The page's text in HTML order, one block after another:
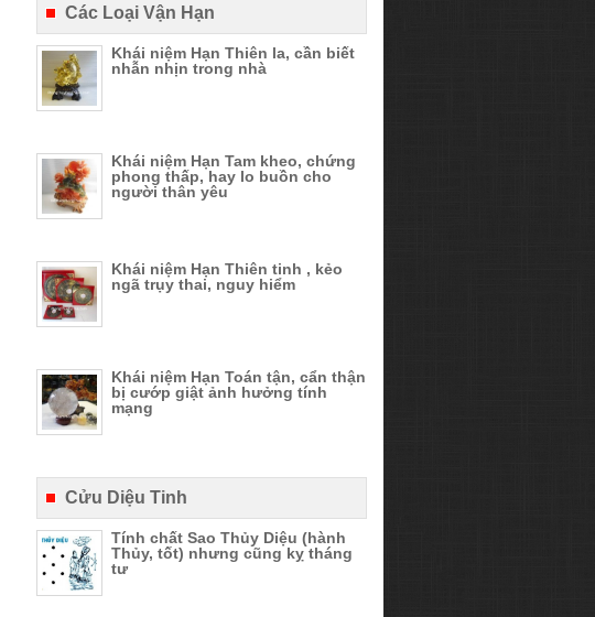
Các Loại Vận Hạn
Khái niệm Hạn Thiên la, cần biết
nhẫn nhịn trong nhà
Khái niệm Hạn Tam kheo, chứng
phong thấp, hay lo buồn cho
người thân yêu
Khái niệm Hạn Thiên tinh , kẻo
ngã trụy thai, nguy hiểm
Khái niệm Hạn Toán tận, cẩn thận
bị cướp giật ảnh hưởng tính
mạng
Cửu Diệu Tinh
Tính chất Sao Thủy Diệu (hành
Thủy, tốt) nhưng cũng kỵ tháng
tư